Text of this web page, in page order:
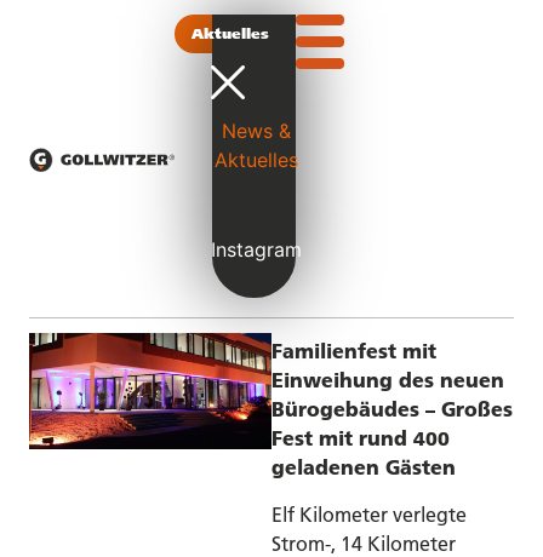
Aktuelles
News &
Aktuelles
Instagram
Familienfest
Ein Meilenstein für die
Die Gollwitzer Family
feierte am
vergangenen Freitag
Familienfest mit
Einweihung des neuen
Bürogebäudes – Großes
Fest mit rund 400
geladenen Gästen
Elf Kilometer verlegte
Strom-, 14 Kilometer